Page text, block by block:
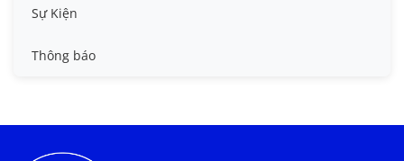
Tin công tác sinh viên
Tin đào tạo
Tin tức chung
Sự Kiện
Thông báo